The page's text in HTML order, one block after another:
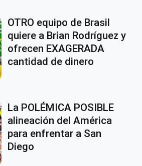
OTRO equipo de Brasil
quiere a Brian Rodríguez y
ofrecen EXAGERADA
cantidad de dinero
La POLÉMICA POSIBLE
alineación del América
para enfrentar a San
Diego